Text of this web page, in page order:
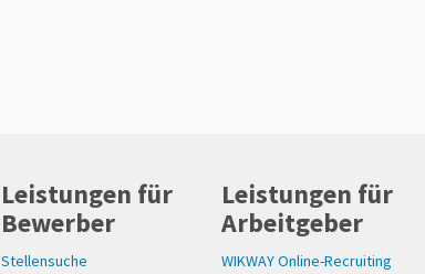
Leistungen für
Bewerber
Stellensuche
Leistungen für
Arbeitgeber
WIKWAY Online-Recruiting